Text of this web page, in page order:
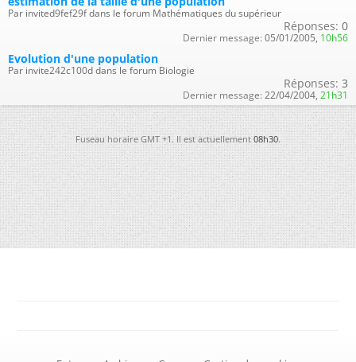
Par invited9fef29f dans le forum Mathématiques du supérieur
Réponses: 0
Dernier message: 05/01/2005, 10h56
Evolution d'une population
Par invite242c100d dans le forum Biologie
Réponses: 3
Dernier message: 22/04/2004, 21h31
Fuseau horaire GMT +1. Il est actuellement08h30.